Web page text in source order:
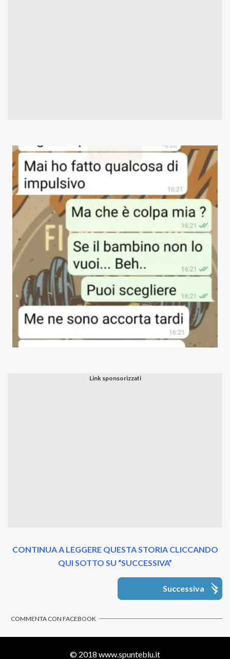
CONTINUA A LEGGERE QUESTA STORIA CLICCANDO
QUI SOTTO SU “SUCCESSIVA”
Successiva
COMMENTA CON FACEBOOK
© 2018 www.spunteblu.it